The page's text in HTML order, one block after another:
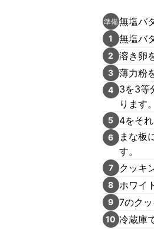
準備無塩バ
1 無塩バ
2 溶き卵
3 薄力粉
4
3を3等
ります。
5 4をそ
6
まな板
す。
7 クッキ
8 ホワイ
9 7のク
10 冷蔵庫